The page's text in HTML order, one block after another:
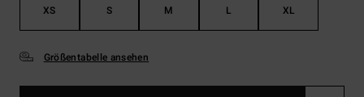
XS S M L XL
Größentabelle ansehen